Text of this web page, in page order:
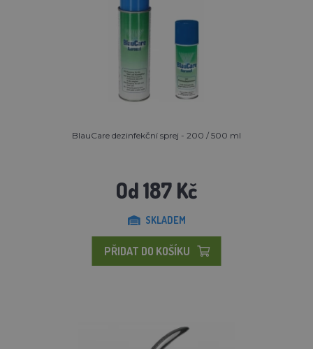
BlauCare dezinfekční sprej - 200 / 500 ml
Od 187 Kč
SKLADEM
PŘIDAT DO KOŠÍKU